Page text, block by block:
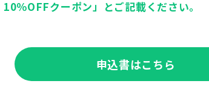
％OFFクーポン」とご記載ください。
申込書はこちら